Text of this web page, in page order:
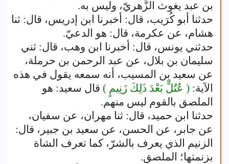
بن عبد يغوث الزُّهريّ، وليس به.
حدثنا أبو كُرَيب، قال: أخبرنا ابن إدريس، قال: ثنا
هشام، عن عكرمة، قال: هو الدعيّ.
حدثني يونس، قال: أخبرنا ابن وهب، قال: ثني
سليمان بن بلال، عن عبد الرحمن بن حرملة،
عن سعيد بن المسيب، أنه سمعه يقول في هذه
الآية: ( عُتُلٍّ بَعْدَ ذَلِكَ زَنِيمٍ ) قال سعيد: هو
الملصق بالقوم ليس منهم.
حدثنا ابن حميد، قال: ثنا مهران، عن سفيان،
عن جابر، عن الحسن، عن سعيد بن جبير، قال:
الزنيم الذي يعرف بالشرّ، كما تعرف الشاة
بزنمتها؛ الملصق.